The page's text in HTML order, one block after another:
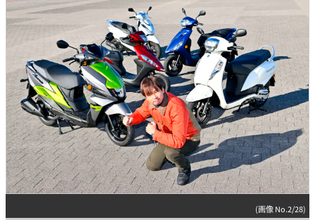
(画像 No.2/28)